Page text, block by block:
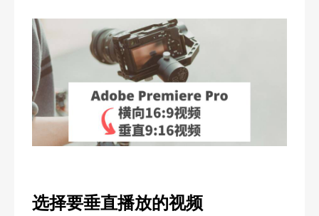
选择要垂直播放的视频